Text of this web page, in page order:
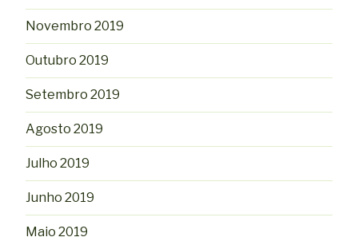
Novembro 2019
Outubro 2019
Setembro 2019
Agosto 2019
Julho 2019
Junho 2019
Maio 2019